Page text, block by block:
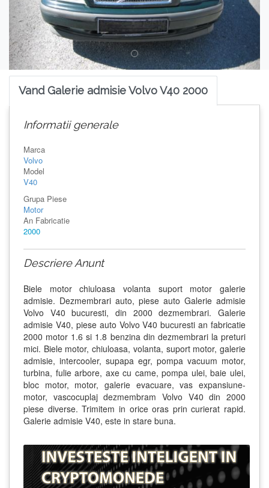
Vand Galerie admisie Volvo V40 2000
Informatii generale
Marca
Volvo
Model
V40
Grupa Piese
Motor
An Fabricatie
2000
Descriere Anunt
Biele motor chiuloasa volanta suport motor galerie
admisie. Dezmembrari auto, piese auto Galerie admisie
Volvo V40 bucuresti, din 2000 dezmembrari. Galerie
admisie V40, piese auto Volvo V40 bucuresti an fabricatie
2000 motor 1.6 si 1.8 benzina din dezmembrari la preturi
mici. Biele motor, chiuloasa, volanta, suport motor, galerie
admisie, intercooler, supapa egr, pompa vacuum motor,
turbina, fulie arbore, axe cu came, pompa ulei, baie ulei,
bloc motor, motor, galerie evacuare, vas expansiune-
motor, vascocuplaj dezmembram Volvo V40 din 2000
piese diverse. Trimitem in orice oras prin curierat rapid.
Galerie admisie V40, este in stare buna.